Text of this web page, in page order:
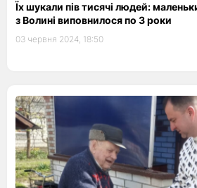
Їх шукали пів тисячі людей:
з Волині виповнилося по 3 роки
03 червня 2024, 18:50